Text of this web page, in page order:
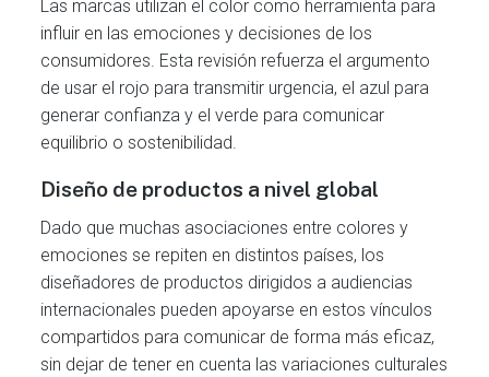
Las marcas utilizan el color como herramienta para
influir en las emociones y decisiones de los
consumidores. Esta revisión refuerza el argumento
de usar el rojo para transmitir urgencia, el azul para
generar confianza y el verde para comunicar
equilibrio o sostenibilidad.
Diseño de productos a nivel global
Dado que muchas asociaciones entre colores y
emociones se repiten en distintos países, los
diseñadores de productos dirigidos a audiencias
internacionales pueden apoyarse en estos vínculos
compartidos para comunicar de forma más eficaz,
sin dejar de tener en cuenta las variaciones culturales